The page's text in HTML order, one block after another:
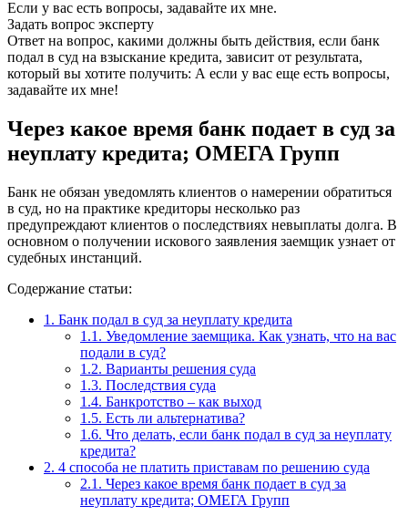
Если у вас есть вопросы, задавайте их мне.
Задать вопрос эксперту
Ответ на вопрос, какими должны быть действия, если банк
подал в суд на взыскание кредита, зависит от результата,
который вы хотите получить: А если у вас еще есть вопросы,
задавайте их мне!
Через какое время банк подает в суд за
неуплату кредита; ОМЕГА Групп
Банк не обязан уведомлять клиентов о намерении обратиться
в суд, но на практике кредиторы несколько раз
предупреждают клиентов о последствиях невыплаты долга. В
основном о получении искового заявления заемщик узнает от
судебных инстанций.
Содержание статьи:
1. Банк подал в суд за неуплату кредита
1.1. Уведомление заемщика. Как узнать, что на вас
подали в суд?
1.2. Варианты решения суда
1.3. Последствия суда
1.4. Банкротство – как выход
1.5. Есть ли альтернатива?
1.6. Что делать, если банк подал в суд за неуплату
кредита?
2. 4 способа не платить приставам по решению суда
2.1. Через какое время банк подает в суд за
неуплату кредита; ОМЕГА Групп